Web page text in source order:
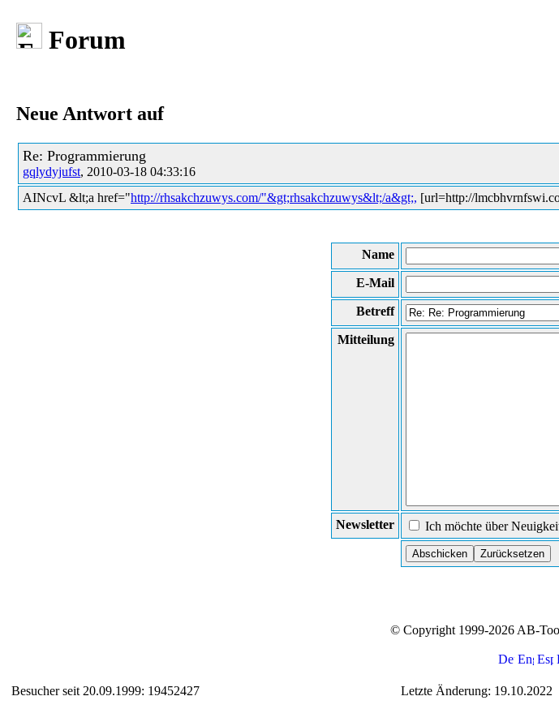
Forum
Neue Antwort auf
Re: Programmierung
gqlydyjufst, 2010-03-18 04:33:16
AINcvL &lt;a href="http://rhsakchzuwys.com/"&gt;rhsakchzuwys&lt;/a&gt;, [url=http://
Name
E-Mail
Betreff
Mitteilung
Newsletter Ich möchte über
© Copyright 1999-2026 AB-
Besucher seit 20.09.1999: 19452427 Letzte Änderung: 19.10.2022